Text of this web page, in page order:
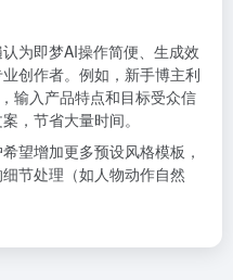
认为即梦AI操作简便、生成效
创作者。例如，新手博主利
输入产品特点和目标受众信
，节省大量时间。
希望增加更多预设风格模板，
节处理（如人物动作自然